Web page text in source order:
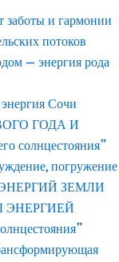
заботы и гармонии
потоков
— энергия рода
Сочи
ГОДА И
солнцестояния”
погружение
ЗЕМЛИ
ЭНЕРГИЕЙ